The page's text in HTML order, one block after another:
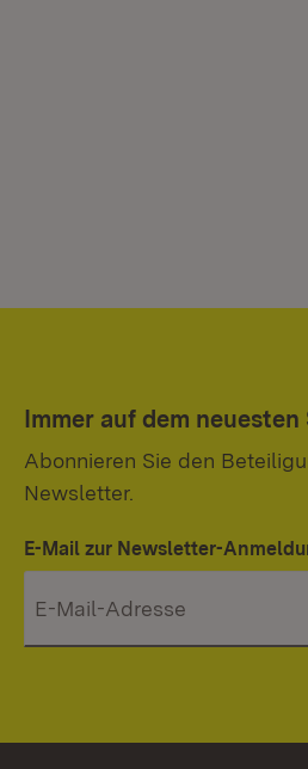
Immer auf dem neuesten
Abonnieren Sie den
Newsletter.
E-Mail zur Newsletter-